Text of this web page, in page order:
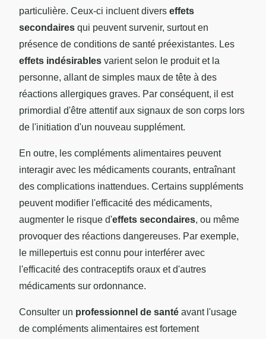
particulière. Ceux-ci incluent divers effets
secondaires qui peuvent survenir, surtout en
présence de conditions de santé préexistantes. Les
effets indésirables varient selon le produit et la
personne, allant de simples maux de tête à des
réactions allergiques graves. Par conséquent, il est
primordial d'être attentif aux signaux de son corps lors
de l'initiation d'un nouveau supplément.
En outre, les compléments alimentaires peuvent
interagir avec les médicaments courants, entraînant
des complications inattendues. Certains suppléments
peuvent modifier l'efficacité des médicaments,
augmenter le risque d'effets secondaires, ou même
provoquer des réactions dangereuses. Par exemple,
le millepertuis est connu pour interférer avec
l'efficacité des contraceptifs oraux et d'autres
médicaments sur ordonnance.
Consulter un professionnel de santé avant l'usage
de compléments alimentaires est fortement